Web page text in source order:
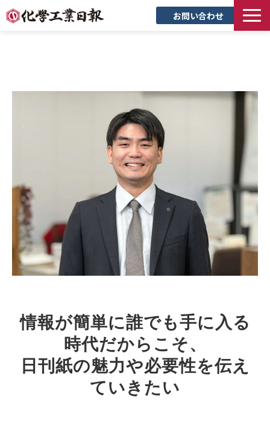
お問い合わせ
トピックス
セミナー
創立90周年記念サイト
企業情報
採用情報
情報が簡単に誰でも手に入る
時代だからこそ、
日刊紙の魅力や必要性を伝え
ていきたい